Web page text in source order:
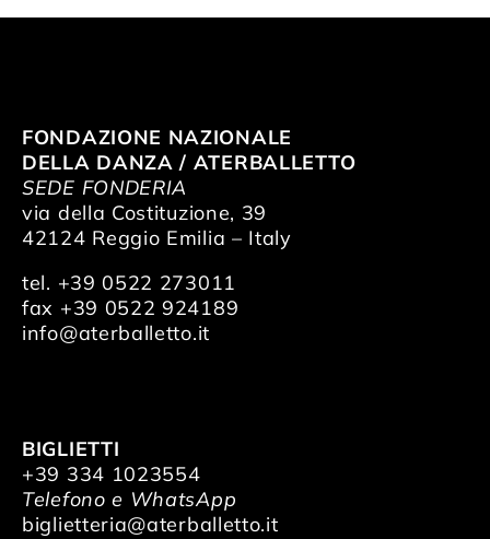
FONDAZIONE NAZIONALE
DELLA DANZA / ATERBALLETTO
SEDE FONDERIA
via della Costituzione, 39
42124 Reggio Emilia – Italy
tel. +39 0522 273011
fax +39 0522 924189
info@aterballetto.it
BIGLIETTI
+39 334 1023554
Telefono e WhatsApp
biglietteria@aterballetto.it